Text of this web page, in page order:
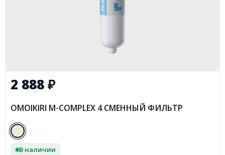
2 888₽
OMOIKIRI M-COMPLEX 4 СМЕННЫЙ ФИЛЬТР
В наличии